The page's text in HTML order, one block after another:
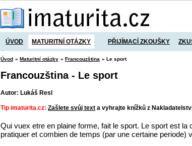
ÚVOD MATURITNÍ OTÁZKY PŘIJÍMACÍ ZKOUŠKY
Úvod » Maturitní otázky » Francouzština » Le sport
Francouzština - Le sport
Autor: Lukáš Resl
Tip imaturita.cz: Zašlete svůj text a vyhrajte knížků z
Qui vuex etre en plaine forme, fait le sport. Le sport est
pratiquer et combien de temps (par une certaine periode)